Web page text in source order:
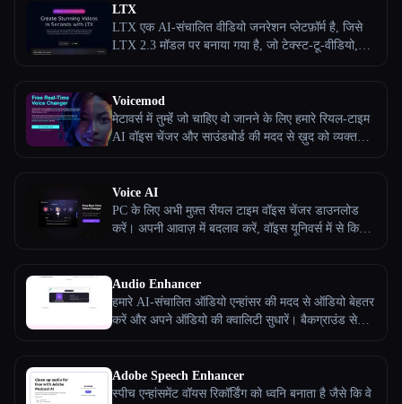
एक ही प्लेटफॉर्म पर। AI-संचालित टेक्स्ट-टू-वीडियो की मदद
से अपने वीडियो प्रोजेक्ट को बड़े पैमाने पर गति दें।
LTX
LTX एक AI-संचालित वीडियो जनरेशन प्लेटफ़ॉर्म है, जिसे
LTX 2.3 मॉडल पर बनाया गया है, जो टेक्स्ट-टू-वीडियो,
ऐक्सेसिबिलिटी और प्रोफ़ेशनल-ग्रेड आउटपुट के साथ कुछ
ही सेकंड में शानदार, उच्च गुणवत्ता वाले वीडियो बनाने में मदद
करता है, जिससे AI वीडियो बनाना सभी क्रिएटर्स के लिए
Voicemod
मेटावर्स में तुम्हेंं जो चाहिए वो जानने के लिए हमारे रियल-टाइम
AI वॉइस चेंजर और साउंडबोर्ड की मदद से ख़ुद को व्यक्त
Voice AI
PC के लिए अभी मुफ़्त रीयल टाइम वॉइस चेंजर डाउनलोड
करें। अपनी आवाज़ में बदलाव करें, वॉइस यूनिवर्स में से किसी
Audio Enhancer
हमारे AI-संचालित ऑडियो एन्हांसर की मदद से ऑडियो बेहतर
करें और अपने ऑडियो की क्वालिटी सुधारें। बैकग्राउंड से
नॉइज़ को अलविदा कहें! अपने सभी ऑडियो या वीडियो में
एकदम साफ़ साउंड क्वालिटी का मजा लेना शुरू करें।
Adobe Speech Enhancer
स्पीच एन्हांसमेंट वॉयस रिकॉर्डिंग को ध्वनि बनाता है जैसे कि वे